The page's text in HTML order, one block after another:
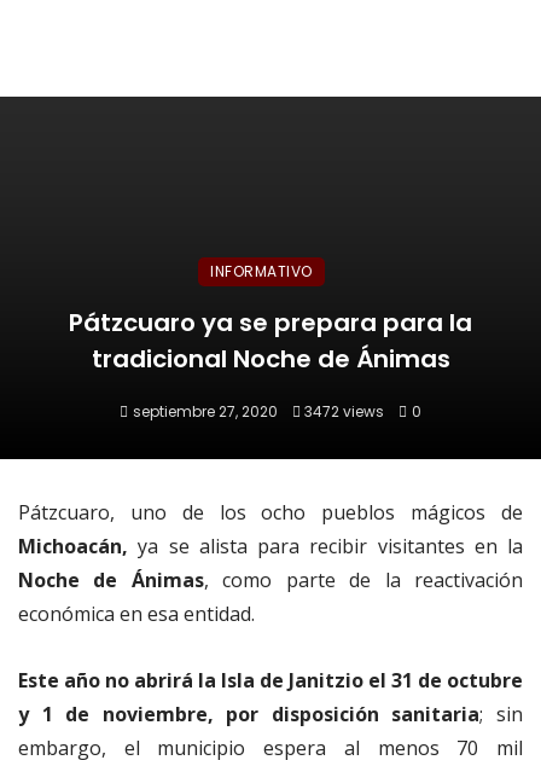
INFORMATIVO
Pátzcuaro ya se prepara para la
tradicional Noche de Ánimas
septiembre 27, 2020 3472 views 0
Pátzcuaro, uno de los ocho pueblos mágicos de
Michoacán, ya se alista para recibir visitantes en la
Noche de Ánimas, como parte de la reactivación
económica en esa entidad.
Este año no abrirá la Isla de Janitzio el 31 de octubre
y 1 de noviembre, por disposición sanitaria; sin
embargo, el municipio espera al menos 70 mil